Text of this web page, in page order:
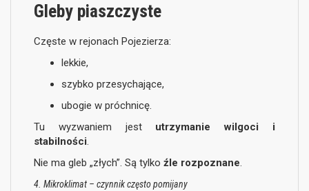
Gleby piaszczyste
Częste w rejonach Pojezierza:
lekkie,
szybko przesychające,
ubogie w próchnicę.
Tu wyzwaniem jest utrzymanie wilgoci i
stabilności.
Nie ma gleb „złych”. Są tylkoźle rozpoznane.
4. Mikroklimat – czynnik często pomijany